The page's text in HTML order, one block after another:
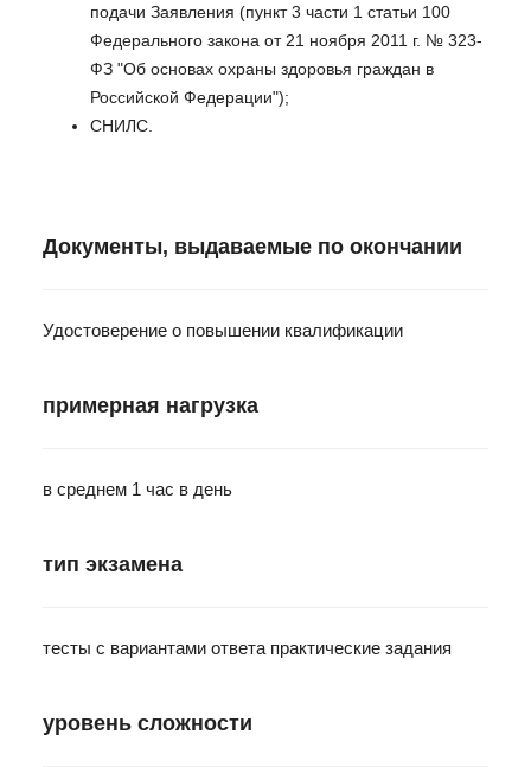
подачи Заявления (пункт 3 части 1 статьи 100
Федерального закона от 21 ноября 2011 г. № 323-
ФЗ "Об основах охраны здоровья граждан в
Российской Федерации");
СНИЛС.
Документы, выдаваемые по окончании
Удостоверение о повышении квалификации
примерная нагрузка
в среднем 1 час в день
тип экзамена
тесты с вариантами ответа практические задания
уровень сложности